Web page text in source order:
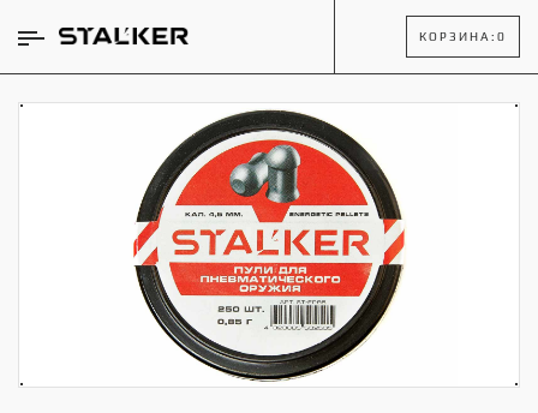
КОРЗИНА: 0